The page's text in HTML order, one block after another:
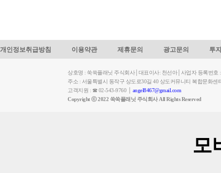
개인정보취급방침 이용약관 제휴문의 광고문의 투
상호명 : 쑥쑥플래닛 주식회사│대표이사: 천선아│사업자 등록번호
주소 : 서울특별시 동작구 상도로30길 40 상도커뮤니티 복합문화
고객지원 : ☎ 02-543-9760 │ angel8467@gmail.com
Copyright ⓒ 2022 쑥쑥플래닛 주식회사 All Rights Reserved
모